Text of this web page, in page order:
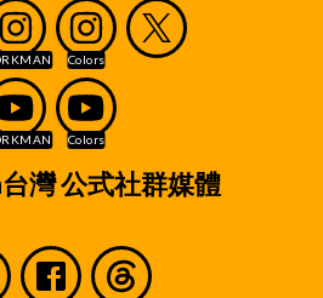
灣 公式社群媒體